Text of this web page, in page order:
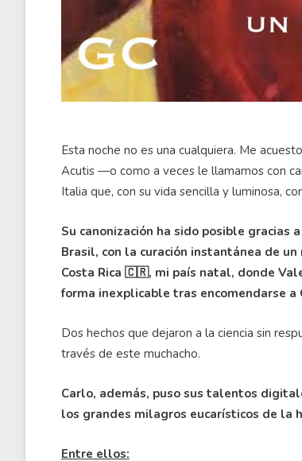
Esta noche no es una cualquiera. Me
Acutis —o como a veces le llamamos con
Italia que, con su vida sencilla y luminosa,
Su canonización ha sido posible gracias
Brasil, con la curación instantánea de
Costa Rica 🇨🇷, mi país natal, donde
forma inexplicable tras encomendarse a
Dos hechos que dejaron a la ciencia sin
través de este muchacho.
Carlo, además, puso sus talentos
los grandes milagros eucarísticos de la
Entre ellos: